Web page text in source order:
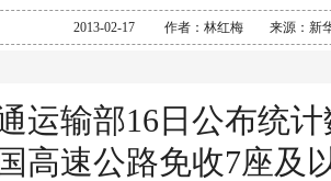
2013-02-17 作者：林红梅 来源：新
输部16日公布统计
高速公路免收7座及